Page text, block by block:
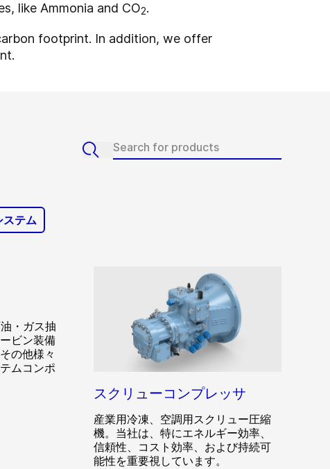
like Ammonia and CO2.
footprint. In addition, we offer
ステム
・ガス抽
ビン装備
の他様々
ムコンポ
スクリューコンプレッサ
産業用冷凍、空調用スクリュー圧縮
機。当社は、特にエネルギー効率、
信頼性、コスト効率、および持続可
能性を重要視しています。